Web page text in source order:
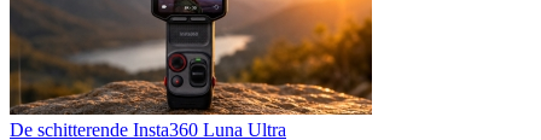
De schitterende Insta360 Luna Ultra